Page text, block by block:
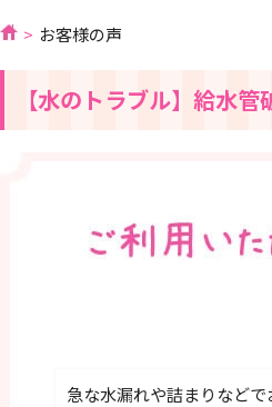
お客様の声
【水のトラブル】給水
急な水漏れや詰まりなど